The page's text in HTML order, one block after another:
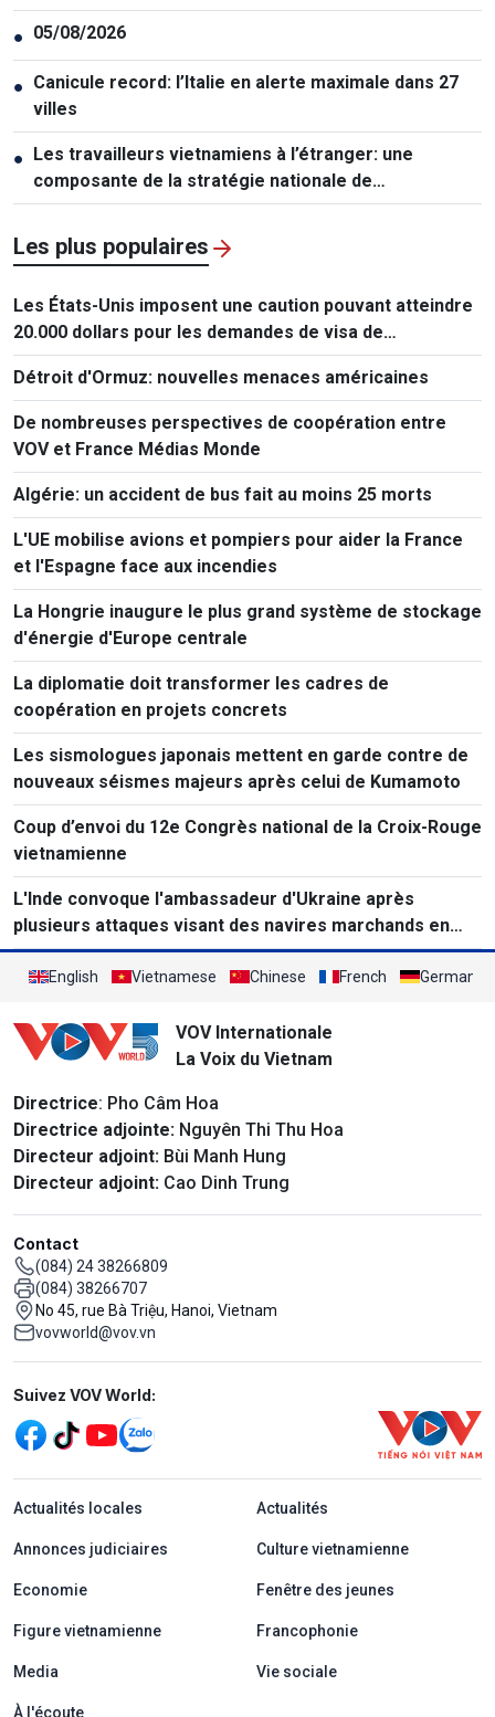
● 05/08/2026
● Canicule record: l’Italie en alerte maximale dans 27
villes
● Les travailleurs vietnamiens à l’étranger: une
composante de la stratégie nationale de
développement des ressources humaines
Les plus populaires
Les États-Unis imposent une caution pouvant atteindre
20.000 dollars pour les demandes de visa de
ressortissants de 50 pays
Détroit d'Ormuz: nouvelles menaces américaines
De nombreuses perspectives de coopération entre
VOV et France Médias Monde
Algérie: un accident de bus fait au moins 25 morts
L'UE mobilise avions et pompiers pour aider la France
et l'Espagne face aux incendies
La Hongrie inaugure le plus grand système de stockage
d'énergie d'Europe centrale
La diplomatie doit transformer les cadres de
coopération en projets concrets
Les sismologues japonais mettent en garde contre de
nouveaux séismes majeurs après celui de Kumamoto
Coup d’envoi du 12e Congrès national de la Croix-Rouge
vietnamienne
L'Inde convoque l'ambassadeur d'Ukraine après
plusieurs attaques visant des navires marchands en
mer Noire.
English Vietnamese Chinese French German
VOV Internationale
La Voix du Vietnam
Directrice: Pho Câm Hoa
Directrice adjointe: Nguyên Thi Thu Hoa
Directeur adjoint: Bùi Manh Hung
Directeur adjoint: Cao Dinh Trung
Contact
(084) 24 38266809
(084) 38266707
No 45, rue Bà Triệu, Hanoi, Vietnam
vovworld@vov.vn
Mạng xã hội
Suivez VOV World:
menu footer tiếng Pháp
Actualités locales Actualités
Annonces judiciaires Culture vietnamienne
Economie Fenêtre des jeunes
Figure vietnamienne Francophonie
Media Vie sociale
À l'écoute